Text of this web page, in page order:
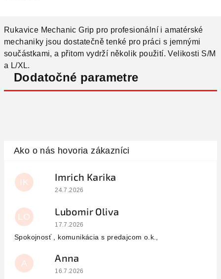
Rukavice Mechanic Grip pro profesionální i amatérské
mechaniky jsou dostatečně tenké pro práci s jemnými
součástkami, a přitom vydrží několik použití. Velikosti S/M
a L/XL.
Dodatočné parametre
IK Imrich Karika
Hodnotenie obchodu je 5 z 5 hviezdičiek.
24.7.2026
LO Lubomir Oliva
Hodnotenie obchodu je 5 z 5 hviezdičiek.
17.7.2026
Spokojnosť , komunikácia s predajcom o.k.,
A Anna
Hodnotenie obchodu je 5 z 5 hviezdičiek.
16.7.2026